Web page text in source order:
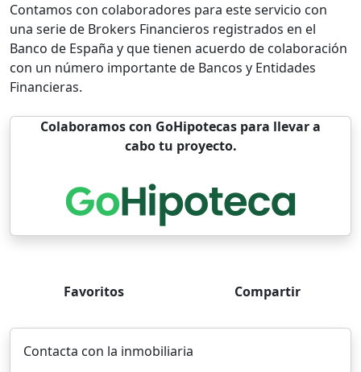
Contamos con colaboradores para este servicio con
una serie de Brokers Financieros registrados en el
Banco de España y que tienen acuerdo de colaboración
con un número importante de Bancos y Entidades
Financieras.
Colaboramos con GoHipotecas para llevar a
cabo tu proyecto.
Favoritos Compartir
Contacta con la inmobiliaria